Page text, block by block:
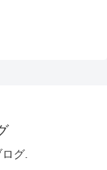
グ.